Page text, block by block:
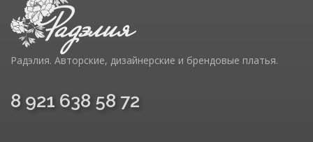
Радэлия. Авторские, дизайнерские и брендовые платья.
8 921 638 58 72